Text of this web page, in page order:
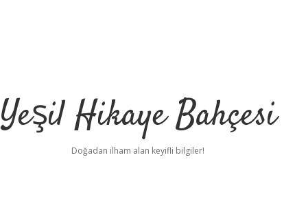
Yeşil Hikaye Bahçesi
Doğadan ilham alan keyifli bilgiler!